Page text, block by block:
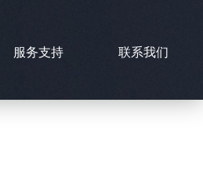
服务支持 联系我们